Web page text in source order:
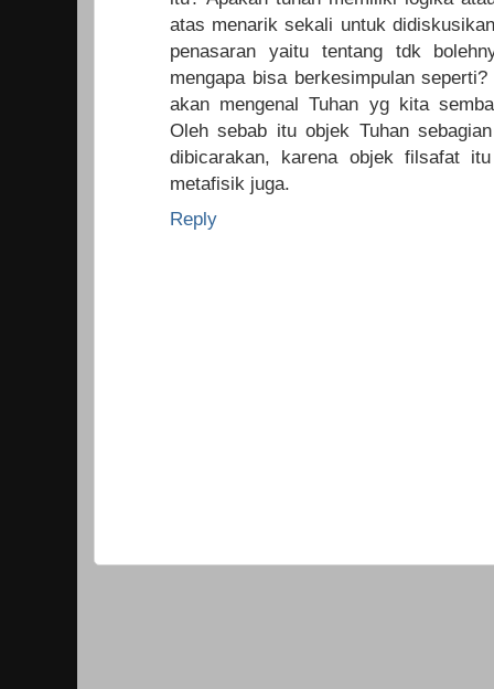
atas menarik sekali untuk
penasaran yaitu tentang tdk
mengapa bisa berkesimpulan
akan mengenal Tuhan yg kita
Oleh sebab itu objek Tuhan
dibicarakan, karena objek filsafat
metafisik juga.
Reply